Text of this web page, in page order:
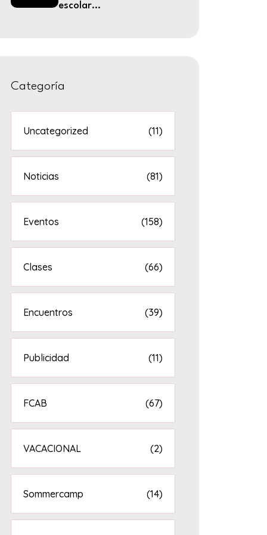
escolar...
Categoría
Uncategorized (11)
Noticias (81)
Eventos (158)
Clases (66)
Encuentros (39)
Publicidad (11)
FCAB (67)
VACACIONAL (2)
Sommercamp (14)